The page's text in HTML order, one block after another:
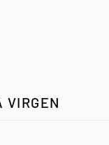
VIRGEN